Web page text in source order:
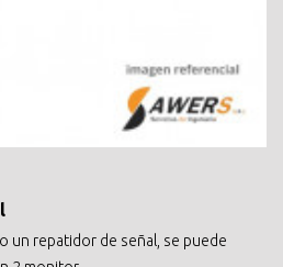
un repatidor de señal, se puede